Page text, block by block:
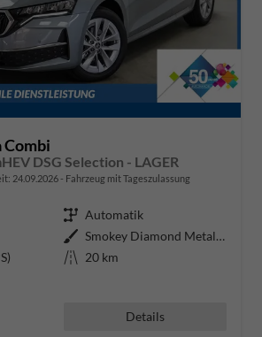
Combi
DSG Selection - LAGER
24.09.2026 Fahrzeug mit Tageszulassung
Getriebe Automatik
Außenfarbe
Smokey Diamond Metallic ()
Kilometerstand 20 km
Details